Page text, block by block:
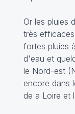
Or les pluies
très
fortes pluies
d'eau et
le Nord-est
encore dans
de a Loire et